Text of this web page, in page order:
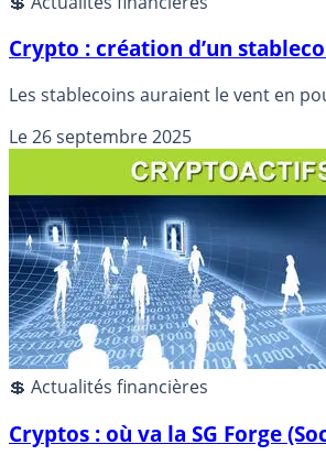
Crypto : création d’un
Les stablecoins auraient le vent en
Le26 septembre 2025
💲 Actualités financières
Cryptos : où va la SG Forge